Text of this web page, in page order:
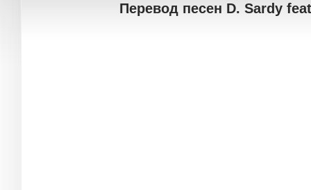
Перевод песен D. Sardy